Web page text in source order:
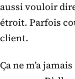
aussi vouloir
étroit. Parfois
client.
Ça ne m’a